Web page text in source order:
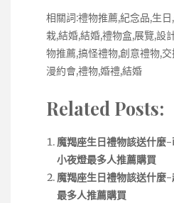
相關詞:禮物推薦,紀念品,生
栽,結婚,結婚,禮物盒,展覽,設
物推薦,搞怪禮物,創意禮物,
漫約會,禮物,婚禮,結婚
Related Posts:
魔羯座生日禮物該送什麼
小夜燈最多人推薦購買
魔羯座生日禮物該送什麼
最多人推薦購買